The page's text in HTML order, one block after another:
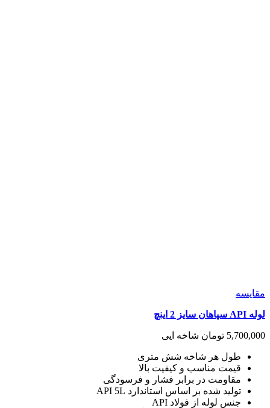
مقايسه
لوله API سپاهان سایز 2 اینچ
5,700,000 تومان شاخه ایی
طول هر شاخه شش متری
قیمت مناسب و کیفیت بالا
مقاومت در برابر فشار و فرسودگی
تولید شده بر اساس استاندارد API 5L
جنس لوله از فولاد API